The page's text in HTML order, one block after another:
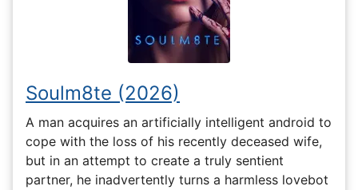
Soulm8te (2026)
A man acquires an artificially intelligent android to
cope with the loss of his recently deceased wife,
but in an attempt to create a truly sentient
partner, he inadvertently turns a harmless lovebot